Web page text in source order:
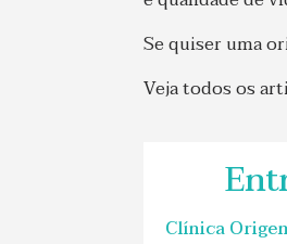
Se quiser uma
Veja todos os
Clínica